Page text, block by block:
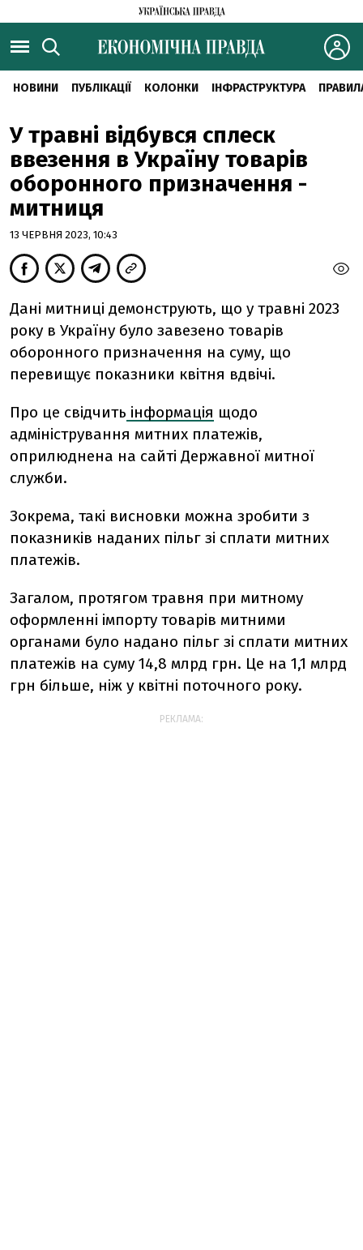
НОВИНИ ПУБЛІКАЦІЇ КОЛОНКИ ІНФРАСТРУКТУРА
У травні відбувся сплеск
ввезення в Україну товарів
оборонного призначення -
митниця
13 ЧЕРВНЯ 2023, 10:43
Дані митниці демонструють, що у травні 2023
року в Україну було завезено товарів
оборонного призначення на суму, що
перевищує показники квітня вдвічі.
Про це свідчить інформація щодо
адміністрування митних платежів,
оприлюднена на сайті Державної митної
служби.
Зокрема, такі висновки можна зробити з
показників наданих пільг зі сплати митних
платежів.
Загалом, протягом травня при митному
оформленні імпорту товарів митними
органами було надано пільг зі сплати митних
платежів на суму 14,8 млрд грн. Це на 1,1 млрд
грн більше, ніж у квітні поточного року.
РЕКЛАМА: